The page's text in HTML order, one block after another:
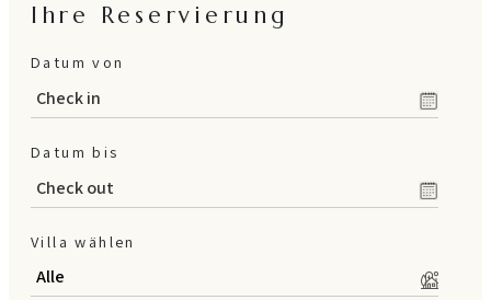
Ihre Reservierung
Datum von
Datum bis
Villa wählen